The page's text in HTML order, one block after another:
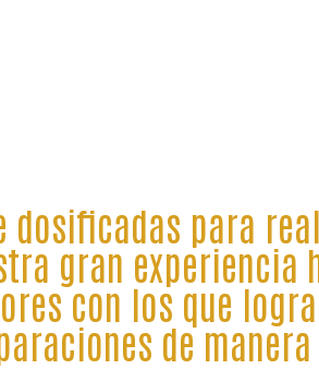
dosificadas para
gran
con los que
de